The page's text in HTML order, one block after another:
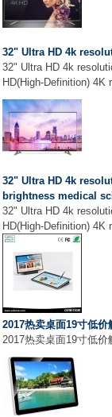
32" Ultra HD 4k
32" Ultra HD 4k
HD(High-Definition)
32" Ultra HD 4k
brightness medical
32" Ultra HD 4k
HD(High-Definition)
2017热卖桌面19寸低价
2017热卖桌面19寸低价